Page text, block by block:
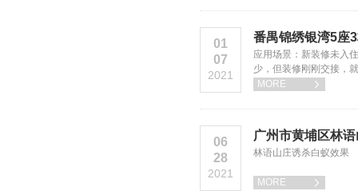
01
07
2021
番禺锦绣银湾5座
应用场景：新装修未入
少，但装修刚刚交接，
及建议：房间安装诱杀
MORE 
06
28
2021
广州市黄埔区林
林语山庄诱杀白蚁效果
MORE 